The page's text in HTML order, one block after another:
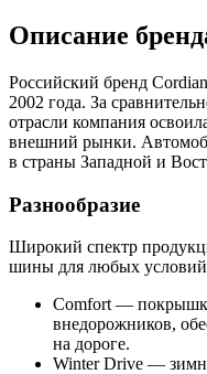
Описание
Российский бренд
2002 года. За
отрасли компания
внешний рынки.
в страны Западной и
Разнообразие
Широкий спектр
шины для любых
Comfort —
внедорожников,
на дороге.
Winter Drive —